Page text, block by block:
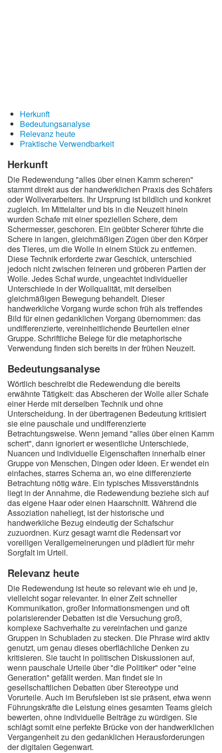
Sprichwörter
Deutsche Sprichwörter
Englische Sprichwörter
Lateinische Sprichwörter
Herkunft
Bedeutungsanalyse
Relevanz heute
Praktische Verwendbarkeit
Herkunft
Die Redewendung "alles über einen Kamm scheren"
stammt direkt aus der handwerklichen Praxis des Schäfers
oder Wollverarbeiters. Ihr Ursprung ist bildlich und konkret
zugleich. Im Mittelalter und bis in die Neuzeit hinein
wurden Schafe mit einer speziellen Schere, dem
Schermesser, geschoren. Ein geübter Scherer führte die
Schere in langen, gleichmäßigen Zügen über den Körper
des Tieres, um die Wolle in einem Stück zu entfernen.
Diese Technik erforderte zwar Geschick, unterschied
jedoch nicht zwischen feineren und gröberen Partien der
Wolle. Jedes Schaf wurde, ungeachtet individueller
Unterschiede in der Wollqualität, mit derselben
gleichmäßigen Bewegung behandelt. Dieser
handwerkliche Vorgang wurde schon früh als treffendes
Bild für einen gedanklichen Vorgang übernommen: das
undifferenzierte, vereinheitlichende Beurteilen einer
Gruppe. Schriftliche Belege für die metaphorische
Verwendung finden sich bereits in der frühen Neuzeit.
Bedeutungsanalyse
Wörtlich beschreibt die Redewendung die bereits
erwähnte Tätigkeit: das Abscheren der Wolle aller Schafe
einer Herde mit derselben Technik und ohne
Unterscheidung. In der übertragenen Bedeutung kritisiert
sie eine pauschale und undifferenzierte
Betrachtungsweise. Wenn jemand "alles über einen Kamm
schert", dann ignoriert er wesentliche Unterschiede,
Nuancen und individuelle Eigenschaften innerhalb einer
Gruppe von Menschen, Dingen oder Ideen. Er wendet ein
einfaches, starres Schema an, wo eine differenzierte
Betrachtung nötig wäre. Ein typisches Missverständnis
liegt in der Annahme, die Redewendung beziehe sich auf
das eigene Haar oder einen Haarschnitt. Während die
Assoziation naheliegt, ist der historische und
handwerkliche Bezug eindeutig der Schafschur
zuzuordnen. Kurz gesagt warnt die Redensart vor
voreiligen Verallgemeinerungen und plädiert für mehr
Sorgfalt im Urteil.
Relevanz heute
Die Redewendung ist heute so relevant wie eh und je,
vielleicht sogar relevanter. In einer Zeit schneller
Kommunikation, großer Informationsmengen und oft
polarisierender Debatten ist die Versuchung groß,
komplexe Sachverhalte zu vereinfachen und ganze
Gruppen in Schubladen zu stecken. Die Phrase wird aktiv
genutzt, um genau dieses oberflächliche Denken zu
kritisieren. Sie taucht in politischen Diskussionen auf,
wenn pauschale Urteile über "die Politiker" oder "eine
Generation" gefällt werden. Man findet sie in
gesellschaftlichen Debatten über Stereotype und
Vorurteile. Auch im Berufsleben ist sie präsent, etwa wenn
Führungskräfte die Leistung eines gesamten Teams gleich
bewerten, ohne individuelle Beiträge zu würdigen. Sie
schlägt somit eine perfekte Brücke von der handwerklichen
Vergangenheit zu den gedanklichen Herausforderungen
der digitalen Gegenwart.